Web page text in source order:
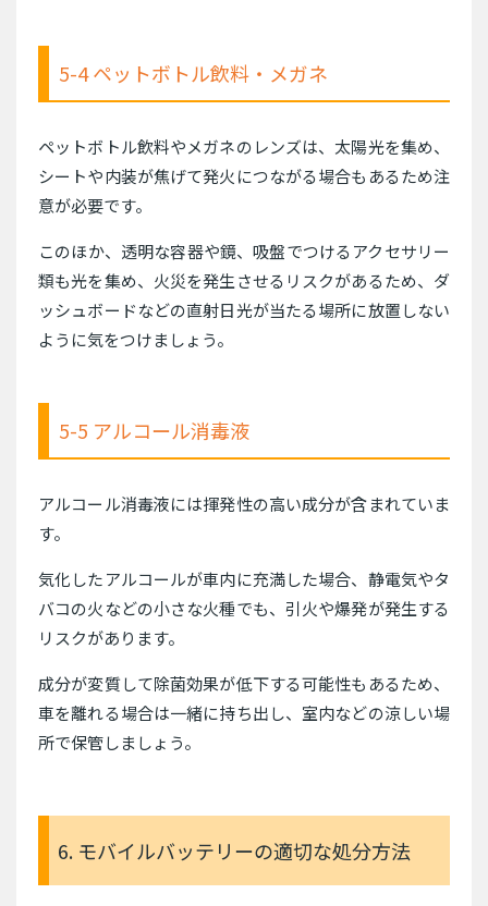
5-4 ペットボトル飲料・メガネ
ペットボトル飲料やメガネのレンズは、太陽光を集め、
シートや内装が焦げて発火につながる場合もあるため注
意が必要です。
このほか、透明な容器や鏡、吸盤でつけるアクセサリー
類も光を集め、火災を発生させるリスクがあるため、ダ
ッシュボードなどの直射日光が当たる場所に放置しない
ように気をつけましょう。
5-5 アルコール消毒液
アルコール消毒液には揮発性の高い成分が含まれていま
す。
気化したアルコールが車内に充満した場合、静電気やタ
バコの火などの小さな火種でも、引火や爆発が発生する
リスクがあります。
成分が変質して除菌効果が低下する可能性もあるため、
車を離れる場合は一緒に持ち出し、室内などの涼しい場
所で保管しましょう。
6. モバイルバッテリーの適切な処分方法